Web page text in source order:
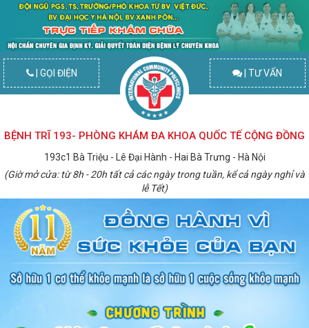
| GỌI ĐIỆN | TƯ VẤN
BỆNH TRĨ 193- PHÒNG KHÁM ĐA KHOA QUỐC TẾ CỘNG ĐỒNG
193c1 Bà Triệu - Lê Đại Hành - Hai Bà Trưng - Hà Nội
(Giờ mở cửa: từ 8h - 20h tất cả các ngày trong tuần, kể cả ngày nghỉ và
lễ Tết)